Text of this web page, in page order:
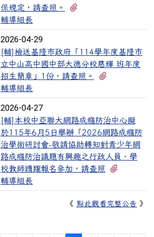
保規定，請查照。
輔導組長
2026-04-29
[輔]檢送基隆市政府「114學年度基隆市
立中山高中國中部大德分校慈輝 班年度
招生簡章」1份，請查照。
輔導組長
2026-04-27
[輔]本校中亞聯大網路成癮防治中心擬
於115年6月5日舉辦「2026網路成癮防
治學術研討會-敬請協助轉知對青少年網
路成癮防治議題有興趣之行政人員、學
校教師踴躍報名參加，請查照
輔導組長
《 點此觀看完整公告 》